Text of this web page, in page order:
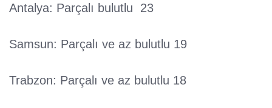
Antalya: Parçalı bulutlu 23
Samsun: Parçalı ve az bulutlu 19
Trabzon: Parçalı ve az bulutlu 18